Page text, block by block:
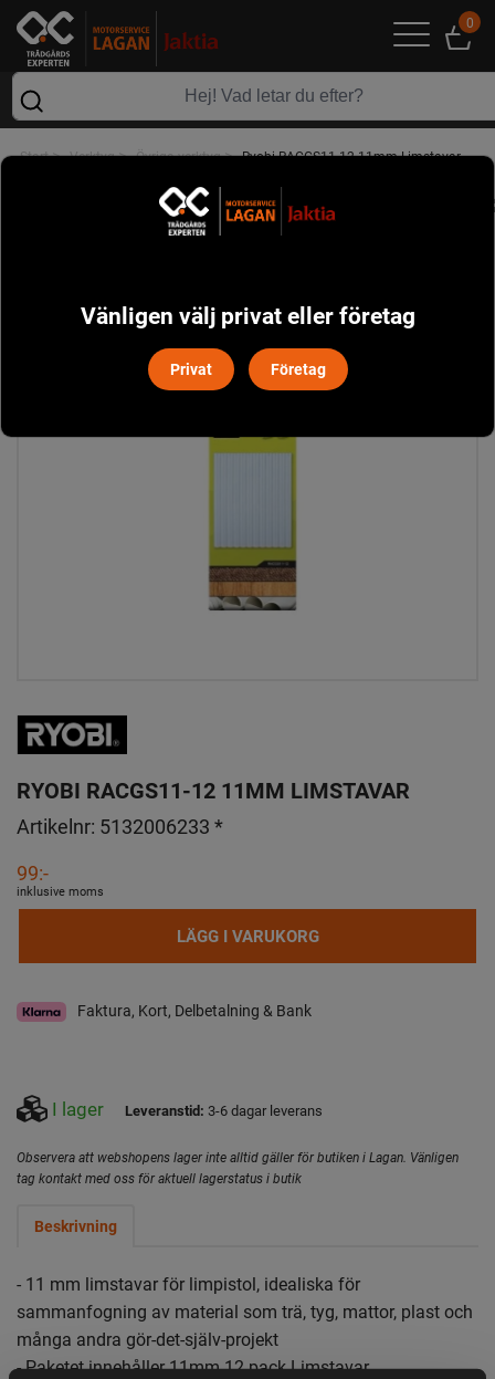
0
Start> Verktyg> Övriga verktyg> Ryobi RACGS11-12 11mm Limstavar
RYOBI RACGS11-12 11MM LIMSTAVAR
Artikelnr: 5132006233 *
99:-
inklusive moms
LÄGG I VARUKORG
Faktura, Kort, Delbetalning & Bank
I lager Leveranstid: 3-6 dagar leverans
Observera att webshopens lager inte alltid gäller för butiken i Lagan. Vänligen
tag kontakt med oss för aktuell lagerstatus i butik
Beskrivning
- 11 mm limstavar för limpistol, idealiska för
sammanfogning av material som trä, tyg, mattor, plast och
många andra gör-det-själv-projekt
- Paketet innehåller 11mm 12 pack Limstavar
Vänligen välj privat eller företag
Privat Företag